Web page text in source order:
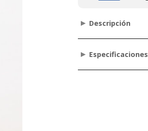
Descripción
Especificaciones